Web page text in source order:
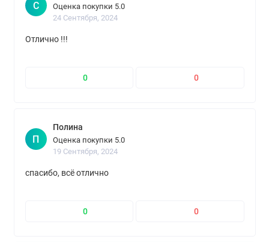
С
Оценка покупки 5.0
24 Сентября, 2024
Отлично !!!
0 0
П
Полина
Оценка покупки 5.0
19 Сентября, 2024
спасибо, всё отлично
0 0